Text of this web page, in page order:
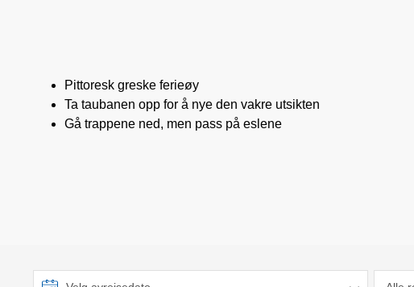
Pittoresk greske ferieøy
Ta taubanen opp for å nye den vakre utsikten
Gå trappene ned, men pass på eslene